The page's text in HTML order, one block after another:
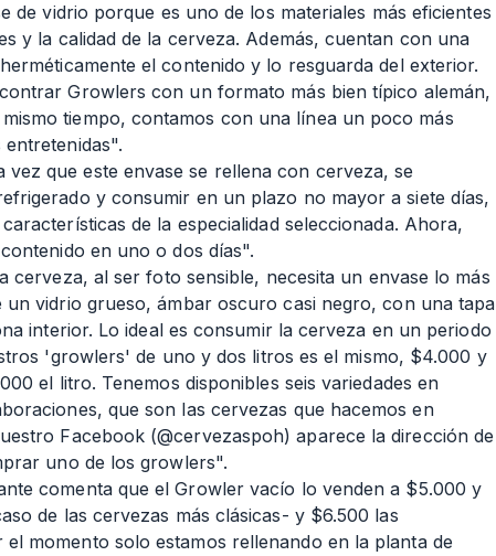
de vidrio porque es uno de los materiales más eficientes
y la calidad de la cerveza. Además, cuentan con una
el contenido y lo resguarda del exterior.
Growlers con un formato más bien típico alemán,
tiempo, contamos con una línea un poco más
que este envase se rellena con cerveza, se
y consumir en un plazo no mayor a siete días,
de la especialidad seleccionada. Ahora,
en uno o dos días".
cerveza, al ser foto sensible, necesita un envase lo más
vidrio grueso, ámbar oscuro casi negro, con una tapa
interior. Lo ideal es consumir la cerveza en un periodo
'growlers' de uno y dos litros es el mismo, $4.000 y
el litro. Tenemos disponibles seis variedades en
que son las cervezas que hacemos en
Facebook (@cervezaspoh) aparece la dirección de
uno de los growlers".
comenta que el Growler vacío lo venden a $5.000 y
de las cervezas más clásicas- y $6.500 las
momento solo estamos rellenando en la planta de